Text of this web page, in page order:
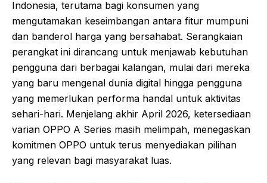
Indonesia, terutama bagi konsumen yang
mengutamakan keseimbangan antara fitur mumpuni
dan banderol harga yang bersahabat. Serangkaian
perangkat ini dirancang untuk menjawab kebutuhan
pengguna dari berbagai kalangan, mulai dari mereka
yang baru mengenal dunia digital hingga pengguna
yang memerlukan performa handal untuk aktivitas
sehari-hari. Menjelang akhir April 2026, ketersediaan
varian OPPO A Series masih melimpah, menegaskan
komitmen OPPO untuk terus menyediakan pilihan
yang relevan bagi masyarakat luas.